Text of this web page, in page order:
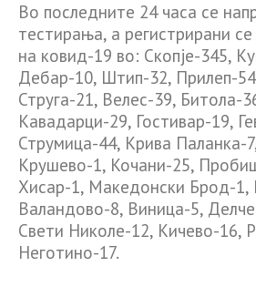
Во последните 24 часа се
тестирања, а регистрирани
на ковид-19 во: Скопје-345,
Дебар-10, Штип-32, Прилеп-
Струга-21, Велес-39, Битола-
Кавадарци-29, Гостивар-19,
Струмица-44, Крива Паланка-
Крушево-1, Кочани-25,
Хисар-1, Македонски Брод-1,
Валандово-8, Виница-5,
Свети Николе-12, Кичево-16,
Неготино-17.